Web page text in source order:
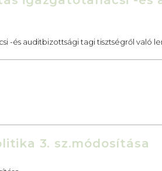
-és auditbizottsági tagi tisztségről való
3. sz.módosítása